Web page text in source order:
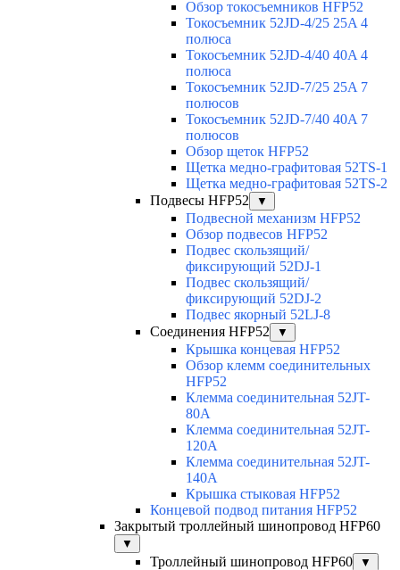
Обзор токосъемников HFP52
Токосъемник 52JD-4/25 25A 4
полюса
Токосъемник 52JD-4/40 40A 4
полюса
Токосъемник 52JD-7/25 25A 7
полюсов
Токосъемник 52JD-7/40 40A 7
полюсов
Обзор щеток HFP52
Щетка медно-графитовая 52TS-1
Щетка медно-графитовая 52TS-2
Подвесы HFP52
▼
Подвесной механизм HFP52
Обзор подвесов HFP52
Подвес скользящий/
фиксирующий 52DJ-1
Подвес скользящий/
фиксирующий 52DJ-2
Подвес якорный 52LJ-8
Соединения HFP52
▼
Крышка концевая HFP52
Обзор клемм соединительных
HFP52
Клемма соединительная 52JT-
80A
Клемма соединительная 52JT-
120A
Клемма соединительная 52JT-
140A
Крышка стыковая HFP52
Концевой подвод питания HFP52
Закрытый троллейный шинопровод HFP60
▼
Троллейный шинопровод HFP60 ▼